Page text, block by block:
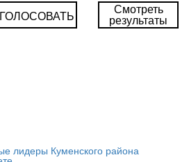
ГОЛОСОВАТЬ
Смотреть
результаты